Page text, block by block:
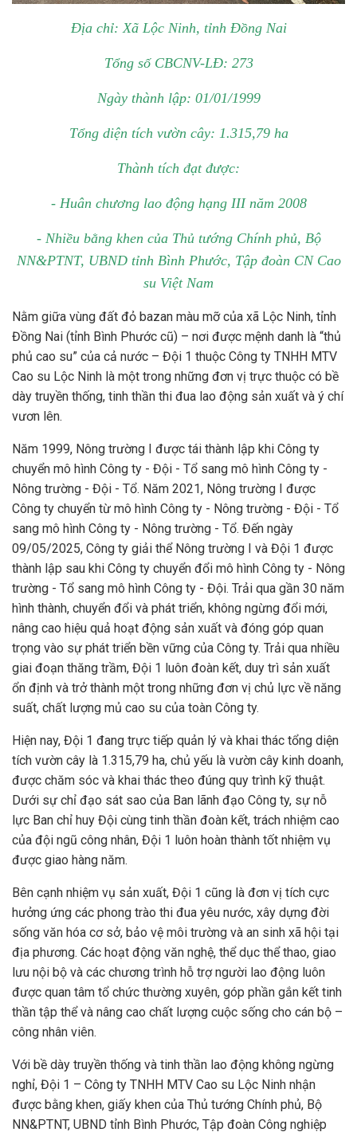
Địa chỉ: Xã Lộc Ninh, tỉnh Đồng Nai
Tổng số CBCNV-LĐ: 273
Ngày thành lập: 01/01/1999
Tổng diện tích vườn cây: 1.315,79 ha
Thành tích đạt được:
- Huân chương lao động hạng III năm 2008
- Nhiều bằng khen của Thủ tướng Chính phủ, Bộ
NN&PTNT, UBND tỉnh Bình Phước, Tập đoàn CN Cao
su Việt Nam
Nằm giữa vùng đất đỏ bazan màu mỡ của xã Lộc Ninh, tỉnh
Đồng Nai (tỉnh Bình Phước cũ) – nơi được mệnh danh là “thủ
phủ cao su” của cả nước – Đội 1 thuộc Công ty TNHH MTV
Cao su Lộc Ninh là một trong những đơn vị trực thuộc có bề
dày truyền thống, tinh thần thi đua lao động sản xuất và ý chí
vươn lên.
Năm 1999, Nông trường I được tái thành lập khi Công ty
chuyển mô hình Công ty - Đội - Tổ sang mô hình Công ty -
Nông trường - Đội - Tổ. Năm 2021, Nông trường I được
Công ty chuyển từ mô hình Công ty - Nông trường - Đội - Tổ
sang mô hình Công ty - Nông trường - Tổ. Đến ngày
09/05/2025, Công ty giải thể Nông trường I và Đội 1 được
thành lập sau khi Công ty chuyển đổi mô hình Công ty - Nông
trường - Tổ sang mô hình Công ty - Đội. Trải qua gần 30 năm
hình thành, chuyển đổi và phát triển, không ngừng đổi mới,
nâng cao hiệu quả hoạt động sản xuất và đóng góp quan
trọng vào sự phát triển bền vững của Công ty. Trải qua nhiều
giai đoạn thăng trầm, Đội 1 luôn đoàn kết, duy trì sản xuất
ổn định và trở thành một trong những đơn vị chủ lực về năng
suất, chất lượng mủ cao su của toàn Công ty.
Hiện nay, Đội 1 đang trực tiếp quản lý và khai thác tổng diện
tích vườn cây là 1.315,79 ha, chủ yếu là vườn cây kinh doanh,
được chăm sóc và khai thác theo đúng quy trình kỹ thuật.
Dưới sự chỉ đạo sát sao của Ban lãnh đạo Công ty, sự nỗ
lực Ban chỉ huy Đội cùng tinh thần đoàn kết, trách nhiệm cao
của đội ngũ công nhân, Đội 1 luôn hoàn thành tốt nhiệm vụ
được giao hàng năm.
Bên cạnh nhiệm vụ sản xuất, Đội 1 cũng là đơn vị tích cực
hưởng ứng các phong trào thi đua yêu nước, xây dựng đời
sống văn hóa cơ sở, bảo vệ môi trường và an sinh xã hội tại
địa phương. Các hoạt động văn nghệ, thể dục thể thao, giao
lưu nội bộ và các chương trình hỗ trợ người lao động luôn
được quan tâm tổ chức thường xuyên, góp phần gắn kết tinh
thần tập thể và nâng cao chất lượng cuộc sống cho cán bộ –
công nhân viên.
Với bề dày truyền thống và tinh thần lao động không ngừng
nghỉ, Đội 1 – Công ty TNHH MTV Cao su Lộc Ninh nhận
được bằng khen, giấy khen của Thủ tướng Chính phủ, Bộ
NN&PTNT, UBND tỉnh Bình Phước, Tập đoàn Công nghiệp